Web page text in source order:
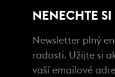
NENECHTE SI
Newsletter plný
radosti. Užijte si
vaší emailové